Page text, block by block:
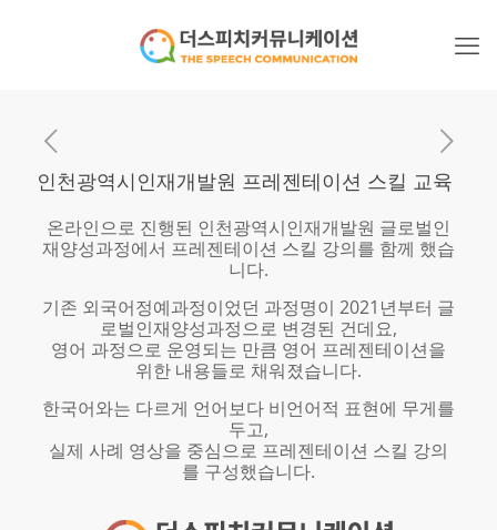
인천광역시인재개발원 프레젠테이션 스킬 교육
온라인으로 진행된 인천광역시인재개발원 글로벌인
재양성과정에서 프레젠테이션 스킬 강의를 함께 했습
니다.
기존 외국어정예과정이었던 과정명이 2021년부터 글
로벌인재양성과정으로 변경된 건데요,
영어 과정으로 운영되는 만큼 영어 프레젠테이션을
위한 내용들로 채워졌습니다.
한국어와는 다르게 언어보다 비언어적 표현에 무게를
두고,
실제 사례 영상을 중심으로 프레젠테이션 스킬 강의
를 구성했습니다.